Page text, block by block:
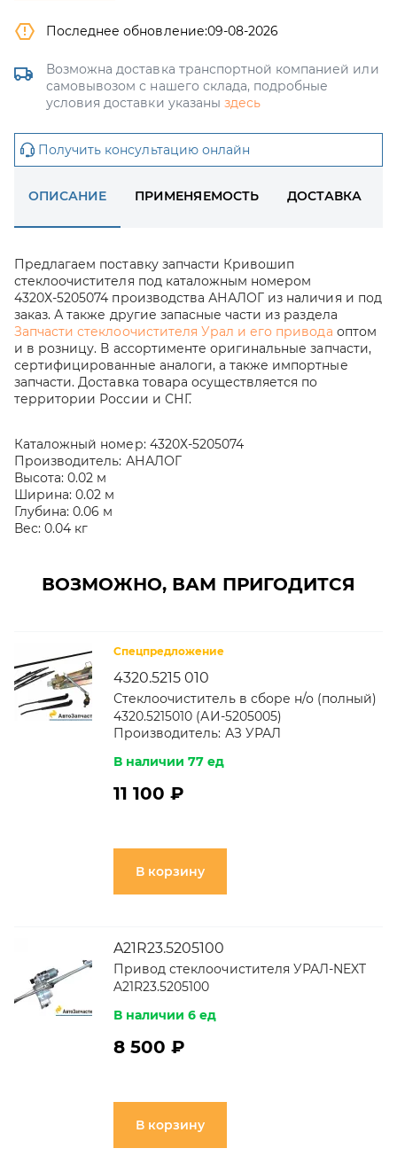
Последнее обновление:09-08-2026
Возможна доставка транспортной компанией или
самовывозом с нашего склада, подробные
условия доставки указаны здесь
Получить консультацию онлайн
ОПИСАНИЕ ПРИМЕНЯЕМОСТЬ ДОСТАВКА
Предлагаем поставку запчасти Кривошип
стеклоочистителя под каталожным номером
4320Х-5205074 производства АНАЛОГ из наличия и под
заказ. А также другие запасные части из раздела
Запчасти стеклоочистителя Урал и его привода оптом
и в розницу. В ассортименте оригинальные запчасти,
сертифицированные аналоги, а также импортные
запчасти. Доставка товара осуществляется по
территории России и СНГ.
Каталожный номер: 4320Х-5205074
Производитель: АНАЛОГ
Высота: 0.02 м
Ширина: 0.02 м
Глубина: 0.06 м
Вес: 0.04 кг
ВОЗМОЖНО, ВАМ ПРИГОДИТСЯ
Спецпредложение
4320.5215 010
Стеклоочиститель в сборе н/о (полный)
4320.5215010 (АИ-5205005)
Производитель: АЗ УРАЛ
В наличии 77 ед
11 100 ₽
В корзину
A21R23.5205100
Привод стеклоочистителя УРАЛ-NEXT
A21R23.5205100
В наличии 6 ед
8 500 ₽
В корзину